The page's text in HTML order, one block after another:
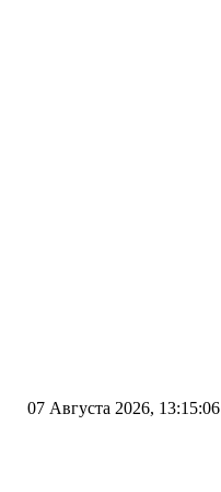
07 Августа 2026, 13:15:06